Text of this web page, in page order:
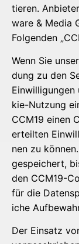
tie­ren.
ware & Media
Fol­gen­den
Wenn Sie
dung zu den
kie-Nut­zung
CCM19 einen
erteil­ten
nen zu
gespei­chert,
den CCM19-
für die
i­che
Der Ein­satz